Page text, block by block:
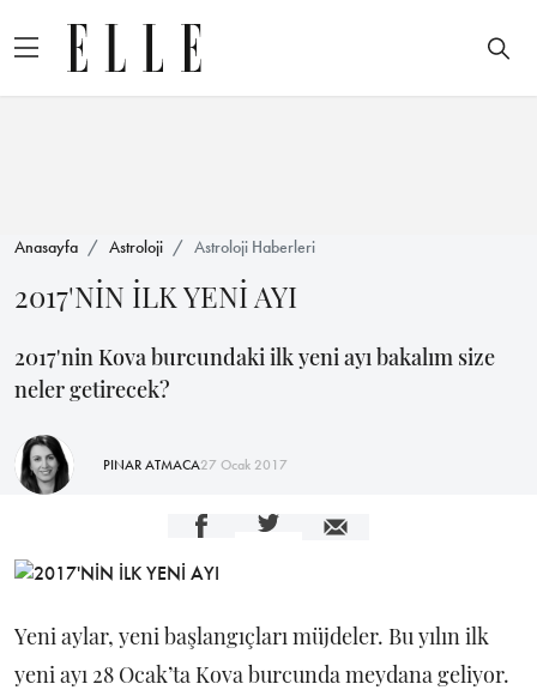
Anasayfa Astroloji Astroloji Haberleri
2017'NİN İLK YENİ AYI
2017'nin Kova burcundaki ilk yeni ayı bakalım size
neler getirecek?
PINAR ATMACA27 Ocak 2017
Yeni aylar, yeni başlangıçları müjdeler. Bu yılın ilk
yeni ayı 28 Ocak’ta Kova burcunda meydana geliyor.